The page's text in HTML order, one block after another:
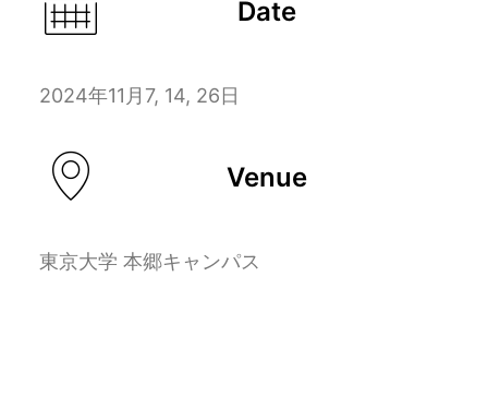
Date
2024年11月7, 14, 26日
Venue
東京大学 本郷キャンパス